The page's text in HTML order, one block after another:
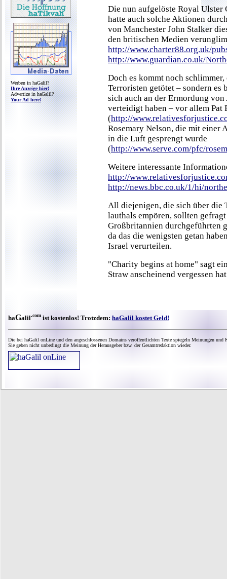
Werben in haGalil?
Ihre Anzeige hier!
Advertize in haGalil?
Your Ad here!
Die nun aufgelöste Royal
hatte auch solche Aktionen
von Manchester John Stalker
den britischen Medien
http://www.charter88.org.uk/
http://www.guardian.co.uk/
Doch es kommt noch
Terroristen getötet – sondern es
sich auch an der Ermordung
verteidigt haben – vor allem Pat
(http://
Rosemary Nelson, die mit einer
in die Luft gesprengt wurde
(http://www.serve.com/pfc/
Weitere interessante
http://
http://news.bbc.co.uk/1/hi/
All diejenigen, die sich über die
lauthals empören, sollten
Großbritannien durchgeführten
da das die wenigsten getan
Israel verurteilen.
"Charity begins at home" sagt
Straw anscheinend vergessen
haGalil.comist kostenlos! Trotzdem:haGalil kostet Geld!
Die bei haGalil onLine und den angeschlossenen Domains veröffentlichten Texte spiegeln Meinungen und
Sie geben nicht unbedingt die Meinung der Herausgeber bzw. der Gesamtredaktion wieder.